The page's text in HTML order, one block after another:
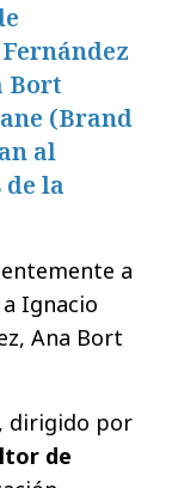
Bort
(Brand
al
la
a
Ignacio
Ana Bort
dirigido por
de